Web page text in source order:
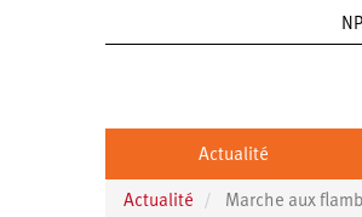
Actualité
Actualité
Actualité Marche aux